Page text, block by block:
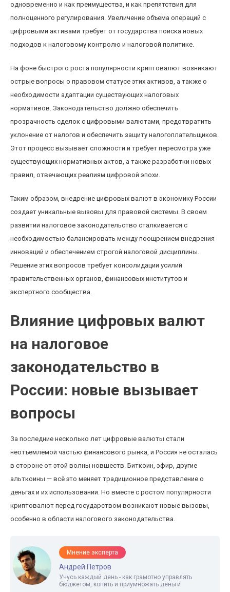
одновременно и как преимущества, и как препятствия для
полноценного регулирования. Увеличение объема операций с
цифровыми активами требует от государства поиска новых
подходов к налоговому контролю и налоговой политике.
На фоне быстрого роста популярности криптовалют возникают
острые вопросы о правовом статусе этих активов, а также о
необходимости адаптации существующих налоговых
нормативов. Законодательство должно обеспечить
прозрачность сделок с цифровыми валютами, предотвратить
уклонение от налогов и обеспечить защиту налогоплательщиков.
Этот процесс вызывает сложности и требует пересмотра уже
существующих нормативных актов, а также разработки новых
правил, отвечающих реалиям цифровой эпохи.
Таким образом, внедрение цифровых валют в экономику России
создает уникальные вызовы для правовой системы. В своем
развитии налоговое законодательство сталкивается с
необходимостью балансировать между поощрением внедрения
инноваций и обеспечением строгой налоговой дисциплины.
Решение этих вопросов требует консолидации усилий
правительственных органов, финансовых институтов и
экспертного сообщества.
Влияние цифровых валют
на налоговое
законодательство в
России: новые вызывает
вопросы
За последние несколько лет цифровые валюты стали
неотъемлемой частью финансового рынка, и Россия не осталась
в стороне от этой волны новшеств. Биткоин, эфир, другие
альткоины — всё это меняет традиционное представление о
деньгах и их использовании. Но вместе с ростом популярности
криптовалют перед государством возникают новые вызовы,
особенно в области налогового законодательства.
Мнение эксперта
Андрей Петров
Учусь каждый день - как грамотно управлять
бюджетом, копить и приумножать деньги